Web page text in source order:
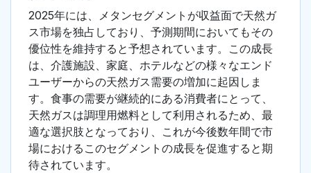
2025年には、メタンセグメントが収益面で天然ガ
ス市場を独占しており、予測期間においてもその
優位性を維持すると予想されています。この成長
は、介護施設、家庭、ホテルなどの様々なエンド
ユーザーからの天然ガス需要の増加に起因しま
す。食事の需要が継続的にある消費者にとって、
天然ガスは調理用燃料として利用されるため、最
適な選択肢となっており、これが今後数年間で市
場におけるこのセグメントの成長を促進すると期
待されています。